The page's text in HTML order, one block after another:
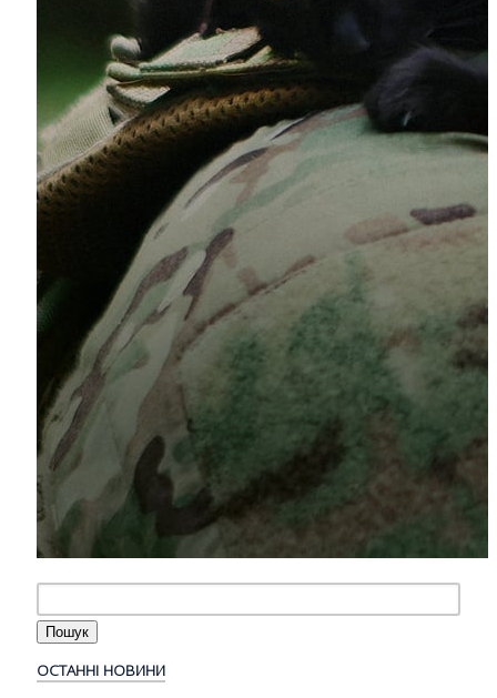
ОСТАННІ НОВИНИ